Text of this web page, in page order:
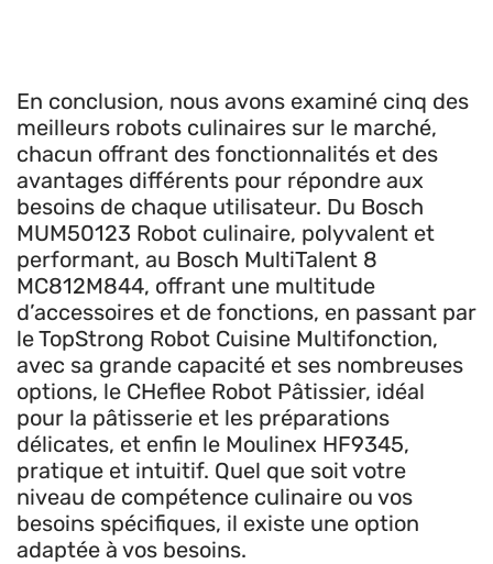
En conclusion, nous avons examiné cinq des
meilleurs robots culinaires sur le marché,
chacun offrant des fonctionnalités et des
avantages différents pour répondre aux
besoins de chaque utilisateur. Du Bosch
MUM50123 Robot culinaire, polyvalent et
performant, au Bosch MultiTalent 8
MC812M844, offrant une multitude
d’accessoires et de fonctions, en passant par
le TopStrong Robot Cuisine Multifonction,
avec sa grande capacité et ses nombreuses
options, le CHeflee Robot Pâtissier, idéal
pour la pâtisserie et les préparations
délicates, et enfin le Moulinex HF9345,
pratique et intuitif. Quel que soit votre
niveau de compétence culinaire ou vos
besoins spécifiques, il existe une option
adaptée à vos besoins.